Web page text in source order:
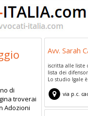
di
troverai
Adozioni
Avv. Sarah
iscritta alle liste
lista dei
Lo studio lgale
via p.c.